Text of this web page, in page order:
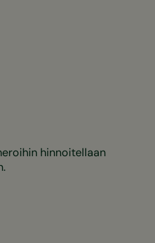
hinnoitellaan